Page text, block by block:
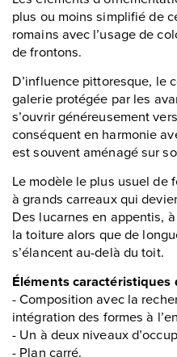
plus ou moins simplifié de
romains avec l’usage de
de frontons.
D’influence pittoresque, le
galerie protégée par les
s’ouvrir généreusement
conséquent en harmonie
est souvent aménagé sur
Le modèle le plus usuel de
à grands carreaux qui
Des lucarnes en appentis,
la toiture alors que de
s’élancent au-delà du toit.
Éléments caractéristiques
- Composition avec la
intégration des formes à
- Un à deux niveaux
- Plan carré.